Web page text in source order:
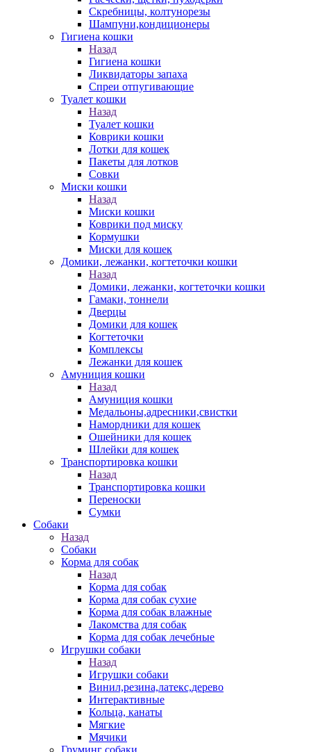
Скребницы, колтунорезы
Шампуни,кондиционеры
Гигиена кошки
Назад
Гигиена кошки
Ликвидаторы запаха
Спреи отпугивающие
Туалет кошки
Назад
Туалет кошки
Коврики кошки
Лотки для кошек
Пакеты для лотков
Совки
Миски кошки
Назад
Миски кошки
Коврики под миску
Кормушки
Миски для кошек
Домики, лежанки, когтеточки кошки
Назад
Домики, лежанки, когтеточки кошки
Гамаки, тоннели
Дверцы
Домики для кошек
Когтеточки
Комплексы
Лежанки для кошек
Амуниция кошки
Назад
Амуниция кошки
Медальоны,адресники,свистки
Намордники для кошек
Ошейники для кошек
Шлейки для кошек
Транспортировка кошки
Назад
Транспортировка кошки
Переноски
Сумки
Собаки
Назад
Собаки
Корма для собак
Назад
Корма для собак
Корма для собак сухие
Корма для собак влажные
Лакомства для собак
Корма для собак лечебные
Игрушки собаки
Назад
Игрушки собаки
Винил,резина,латекс,дерево
Интерактивные
Кольца, канаты
Мягкие
Мячики
Груминг собаки